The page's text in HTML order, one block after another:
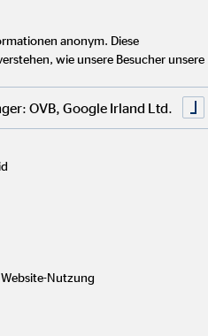
bieten
anonym. Diese
wie unsere Besucher unsere
OVB, Google Irland Ltd.
Nutzung